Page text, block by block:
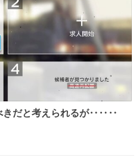
きだと考えられるが‥‥‥